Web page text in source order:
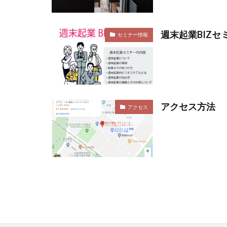
セミナー情報 週末起業BIZセ
アクセス アクセス方法